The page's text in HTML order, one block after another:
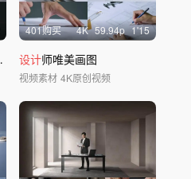
401购买 4K 59.94p 1'15
设计师唯美画图
视频素材 4K原创视频